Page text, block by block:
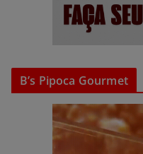
B’s Pipoca Gourmet